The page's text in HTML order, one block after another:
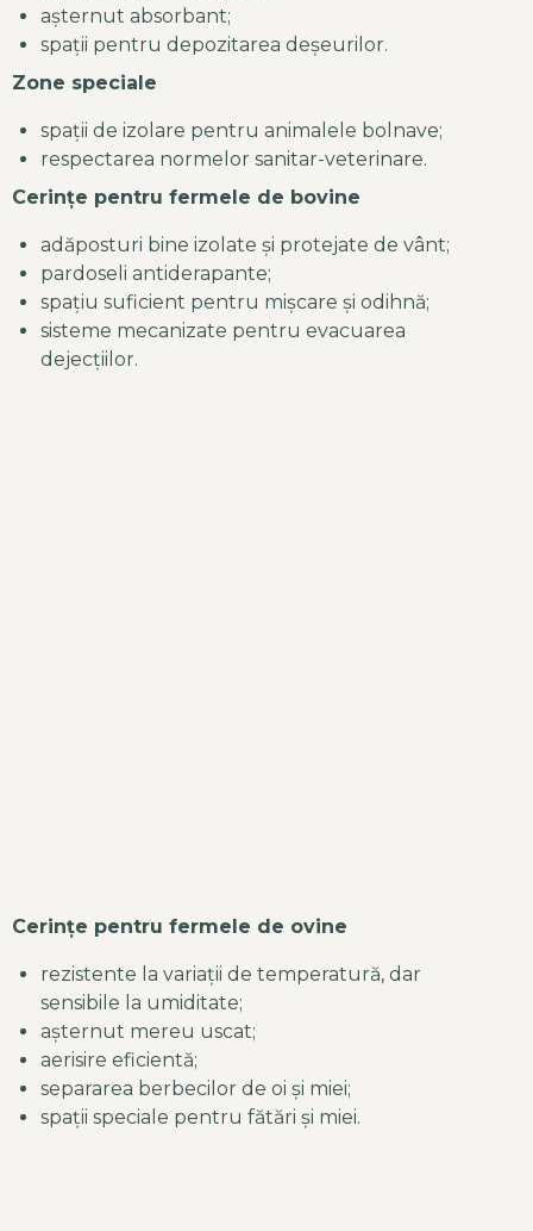
așternut absorbant;
spații pentru depozitarea deșeurilor.
Zone speciale
spații de izolare pentru animalele bolnave;
respectarea normelor sanitar-veterinare.
Cerințe pentru fermele de bovine
adăposturi bine izolate și protejate de vânt;
pardoseli antiderapante;
spațiu suficient pentru mișcare și odihnă;
sisteme mecanizate pentru evacuarea
dejecțiilor.
Cerințe pentru fermele de ovine
rezistente la variații de temperatură, dar
sensibile la umiditate;
așternut mereu uscat;
aerisire eficientă;
separarea berbecilor de oi și miei;
spații speciale pentru fătări și miei.